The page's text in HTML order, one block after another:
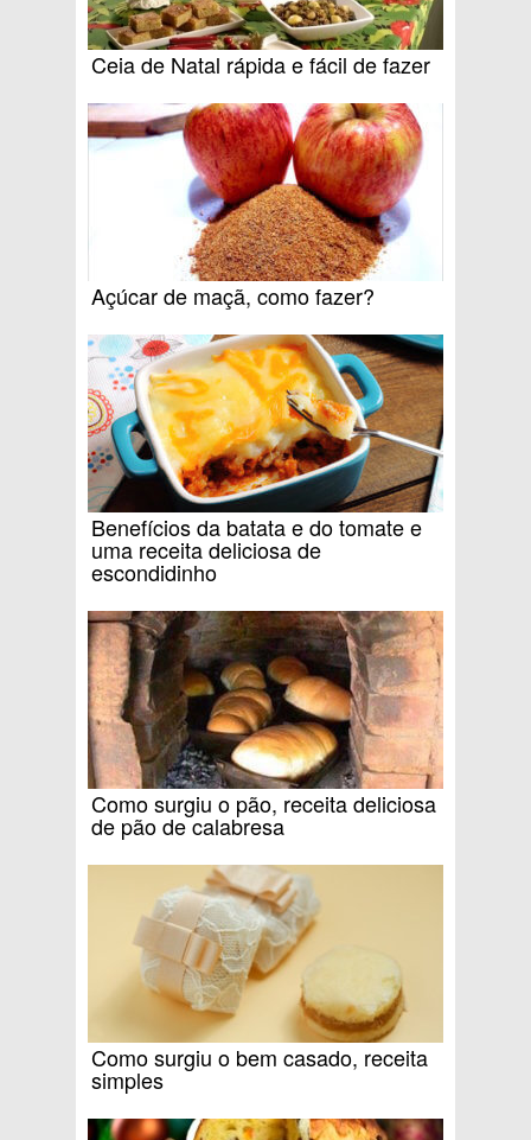
Ceia de Natal rápida e fácil de fazer
Açúcar de maçã, como fazer?
Benefícios da batata e do tomate e
uma receita deliciosa de
escondidinho
Como surgiu o pão, receita deliciosa
de pão de calabresa
Como surgiu o bem casado, receita
simples